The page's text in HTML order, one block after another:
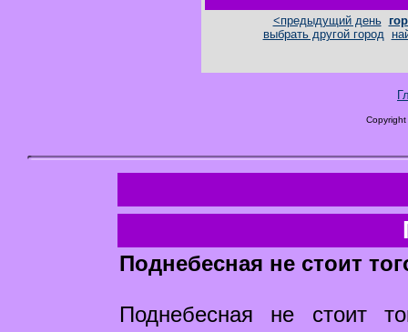
<предыдущий день
выбрать другой город
Поднебесная не стоит
Поднебесная не стоит